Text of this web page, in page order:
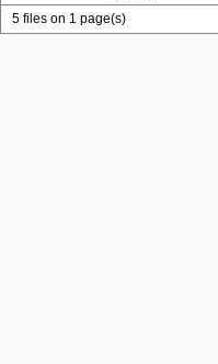
5 files on 1 page(s)